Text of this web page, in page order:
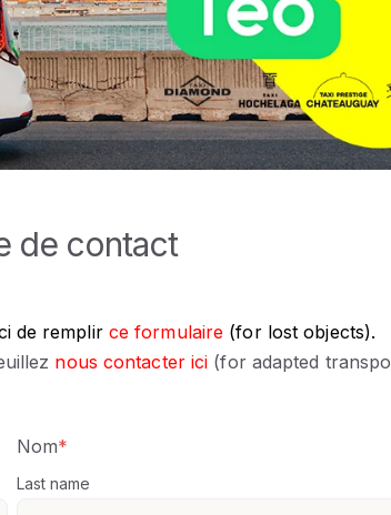
de contact
de remplir ce formulaire (for lost objects).
nous contacter ici (for adapted
Nom*
Last name